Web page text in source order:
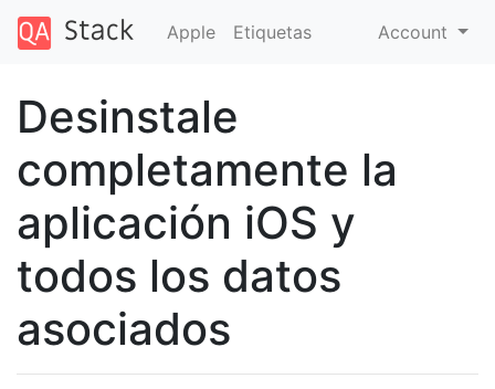
Apple Etiquetas Account
Desinstale
completamente la
aplicación iOS y
todos los datos
asociados